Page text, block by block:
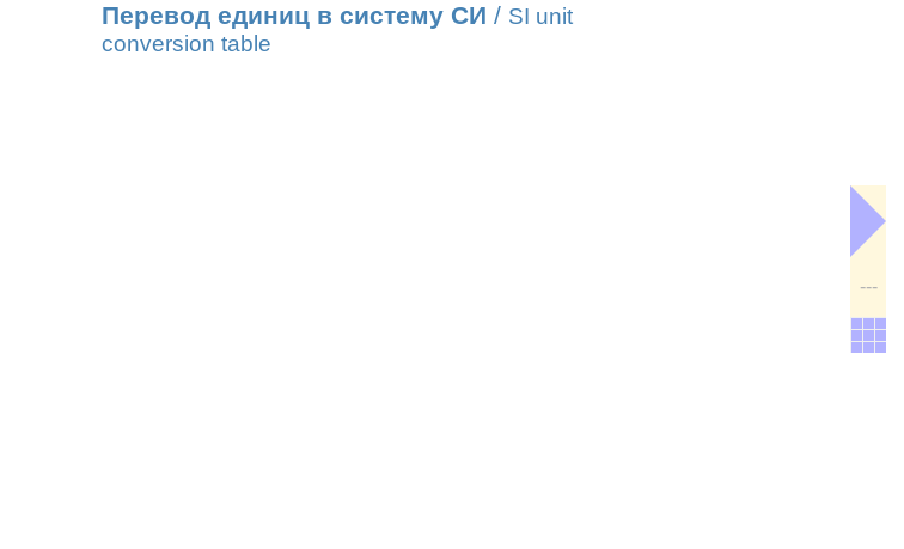
Перевод единиц в систему СИ / SI unit
conversion table
---